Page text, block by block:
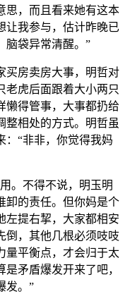
思，而且看来她有这本
让我参与，估计昨晚已
袋异常清醒。”
买房卖房大事，明哲对
老虎后面跟着大小两只
懒得管事，大事都扔给
整相处的方式。明哲虽
：“非非，你觉得我妈
。不得不说，明玉明
卸的责任。但你妈是个
左提右挈，大家都相安
倒，其他几根必须吱吱
量平衡点，才会归于太
矛盾爆发开来了吧，
发。”